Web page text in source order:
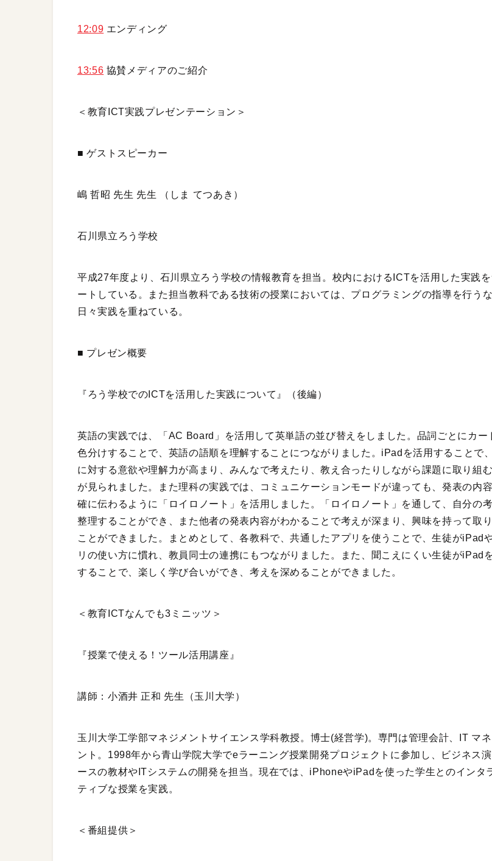
12:09 エンディング
13:56 協賛メディアのご紹介
＜教育ICT実践プレゼンテーション＞
■ ゲストスピーカー
嶋 哲昭 先生 先生 （しま てつあき）
石川県立ろう学校
平成27年度より、石川県立ろう学校の情報教育を担当。校内におけるICTを活用した実践を
ートしている。また担当教科である技術の授業においては、プログラミングの指導を行うな
日々実践を重ねている。
■ プレゼン概要
『ろう学校でのICTを活用した実践について』（後編）
英語の実践では、「AC Board」を活用して英単語の並び替えをしました。品詞ごとにカー
色分けすることで、英語の語順を理解することにつながりました。iPadを活用することで
に対する意欲や理解力が高まり、みんなで考えたり、教え合ったりしながら課題に取り組
が見られました。また理科の実践では、コミュニケーションモードが違っても、発表の内
確に伝わるように「ロイロノート」を活用しました。「ロイロノート」を通して、自分の
整理することができ、また他者の発表内容がわかることで考えが深まり、興味を持って取
ことができました。まとめとして、各教科で、共通したアプリを使うことで、生徒がiPad
リの使い方に慣れ、教員同士の連携にもつながりました。また、聞こえにくい生徒がiPad
することで、楽しく学び合いができ、考えを深めることができました。
＜教育ICTなんでも3ミニッツ＞
『授業で使える！ツール活用講座』
講師：小酒井 正和 先生（玉川大学）
玉川大学工学部マネジメントサイエンス学科教授。博士(経営学)。専門は管理会計、IT マネ
ント。1998年から青山学院大学でeラーニング授業開発プロジェクトに参加し、ビジネス演
ースの教材やITシステムの開発を担当。現在では、iPhoneやiPadを使った学生とのインタ
ティブな授業を実践。
＜番組提供＞